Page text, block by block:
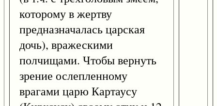
которому в жертву
предназначалась царская
дочь), вражескими
полчищами. Чтобы вернуть
зрение ослепленному
врагами царю Картаусу